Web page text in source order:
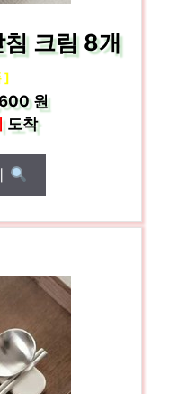
크림 8개
]
원
도착